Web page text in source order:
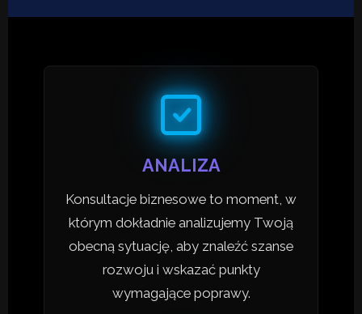
ANALIZA
Konsultacje biznesowe to moment, w
którym dokładnie analizujemy Twoją
obecną sytuację, aby znaleźć szanse
rozwoju i wskazać punkty
wymagające poprawy.